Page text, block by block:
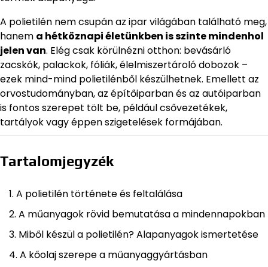
A polietilén nem csupán az ipar világában található meg,
hanem a hétköznapi életünkben is szinte mindenhol
jelen van. Elég csak körülnézni otthon: bevásárló
zacskók, palackok, fóliák, élelmiszertároló dobozok –
ezek mind-mind polietilénből készülhetnek. Emellett az
orvostudományban, az építőiparban és az autóiparban
is fontos szerepet tölt be, például csővezetékek,
tartályok vagy éppen szigetelések formájában.
Tartalomjegyzék
A polietilén története és feltalálása
A műanyagok rövid bemutatása a mindennapokban
Miből készül a polietilén? Alapanyagok ismertetése
A kőolaj szerepe a műanyaggyártásban